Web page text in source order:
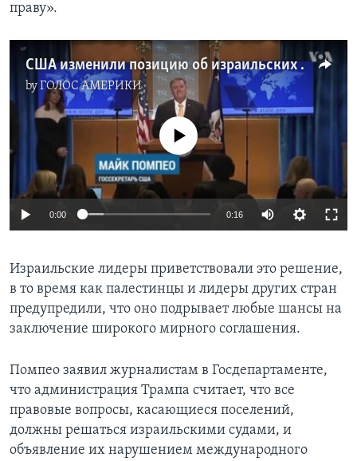
праву».
США изменили позицию об израильских поселениях
byГОЛОС АМЕРИКИ
No media source currently available
0:00 0:16
Израильские лидеры приветствовали это решение,
в то время как палестинцы и лидеры других стран
предупредили, что оно подрывает любые шансы на
заключение широкого мирного соглашения.
Помпео заявил журналистам в Госдепартаменте,
что администрация Трампа считает, что все
правовые вопросы, касающиеся поселений,
должны решаться израильскими судами, и
объявление их нарушением международного